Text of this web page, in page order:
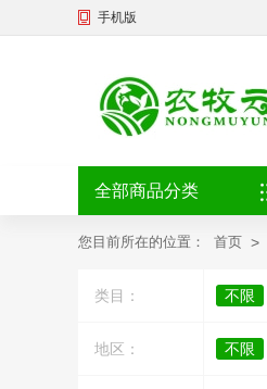
手机版
全部商品分类
您目前所在的位置： 首页 >
类目： 不限
地区： 不限